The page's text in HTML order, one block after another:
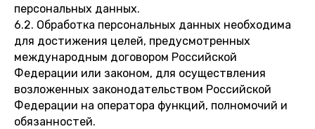
персональных данных.
6.2. Обработка персональных данных необходима
для достижения целей, предусмотренных
международным договором Российской
Федерации или законом, для осуществления
возложенных законодательством Российской
Федерации на оператора функций, полномочий и
обязанностей.